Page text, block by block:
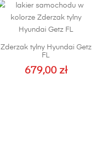
Zderzak tylny Hyundai Getz
FL
679,00 zł